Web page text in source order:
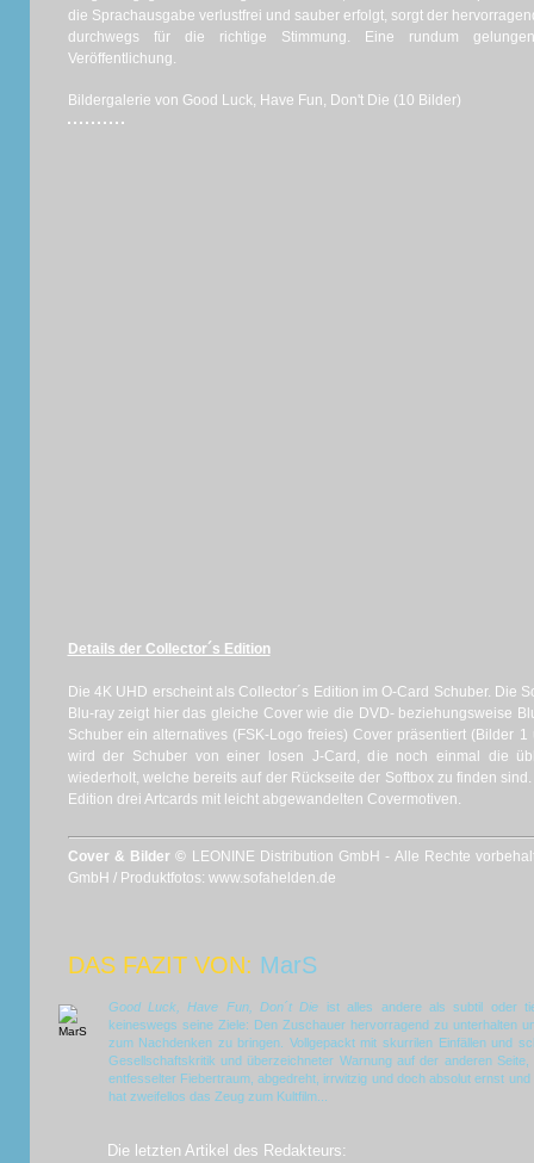
die Sprachausgabe verlustfrei und sauber erfolgt, sorgt der
durchwegs für die richtige Stimmung. Eine rundum
Veröffentlichung.
Bildergalerie von Good Luck, Have Fun, Don't Die (10 Bilder)
Details der Collector´s Edition
Die 4K UHD erscheint als Collector´s Edition im O-Card Schuber. Die
Blu-ray zeigt hier das gleiche Cover wie die DVD- beziehungsweise
Schuber ein alternatives (FSK-Logo freies) Cover präsentiert (Bilder
wird der Schuber von einer losen J-Card, die noch einmal die
wiederholt, welche bereits auf der Rückseite der Softbox zu finden
Edition drei Artcards mit leicht abgewandelten Covermotiven.
Cover & Bilder © LEONINE Distribution GmbH - Alle Rechte
GmbH / Produktfotos: www.sofahelden.de
DAS FAZIT VON: MarS
Good Luck, Have Fun, Don´t Die ist alles andere als subtil oder
keineswegs seine Ziele: Den Zuschauer hervorragend zu unterhalten
zum Nachdenken zu bringen. Vollgepackt mit skurrilen Einfällen und
Gesellschaftskritik und überzeichneter Warnung auf der anderen Seite,
entfesselter Fiebertraum, abgedreht, irrwitzig und doch absolut ernst
hat zweifellos das Zeug zum Kultfilm...
Die letzten Artikel des Redakteurs: